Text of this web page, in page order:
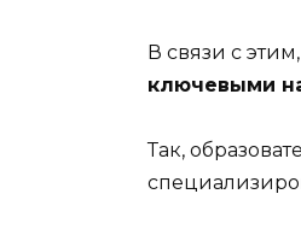
В связи с
ключевыми
Так,